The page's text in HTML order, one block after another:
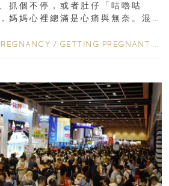
抓個不停，或者肚仔「咕嚕咕
媽媽心裡總滿是心痛與無奈。混
/ GETTING PREGNANT